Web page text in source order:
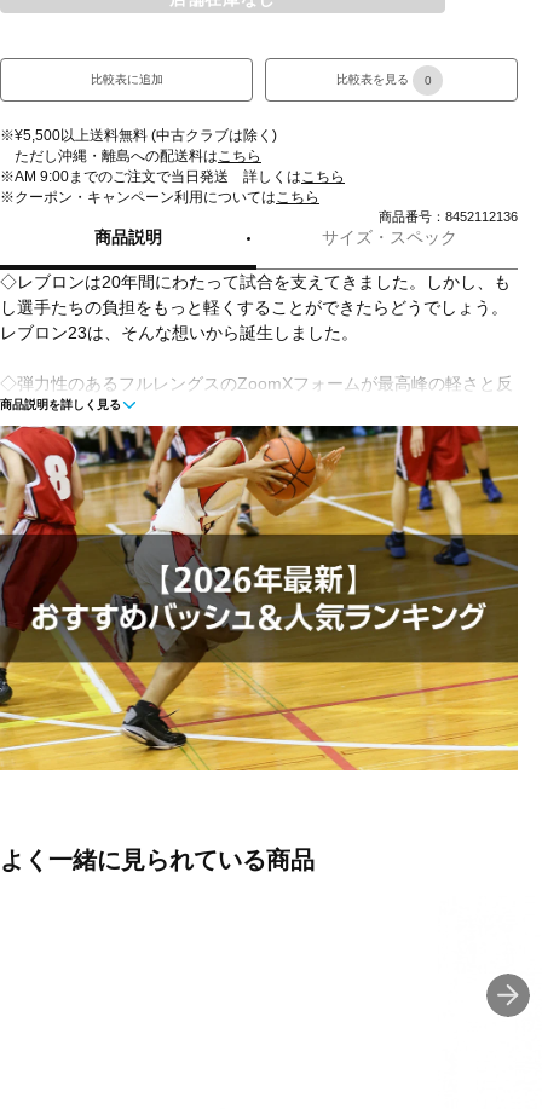
比較表に追加 比較表を見る 0
※¥5,500以上送料無料 (中古クラブは除く)
ただし沖縄・離島への配送料はこちら
※AM 9:00までのご注文で当日発送 詳しくはこちら
※クーポン・キャンペーン利用についてはこちら
商品番号：8452112136
商品説明 サイズ・スペック
◇レブロンは20年間にわたって試合を支えてきました。しかし、も
し選手たちの負担をもっと軽くすることができたらどうでしょう。
レブロン23は、そんな想いから誕生しました。
◇弾力性のあるフルレングスのZoomXフォームが最高峰の軽さと反
発力を実現。現代の試合に求められるスピード感のある動きに最適
です。XDRアウトソールが、屋外コートで優れたトラクションを発
揮します。レブロン23は、Nikeが誇る最高のバスケットボールテク
ノロジーにより、究極の軽さと反発力を叶えています。フルレング
スのZoomXドロップインミッドソールが、最適な反発力を実現。ま
た、カーボンファイバー製プレートが素早い動きでも足元を安定さ
せ、加速をサポートします。
◇ペイントエリアを攻めるときも、ペリメーターで相手にプレッシ
ャーをかけるときも、革新的なクラウン型固定システムが足をしっ
かりと固定。移動中もコートをしっかりと踏みしめることができま
す。
◇エンジニアードジャカード生地の上質なブーティーライニングを
備えたレブロン23は、究極の軽さとラグジュアリー感を実現。スポ
アイボリー(103:PALE IVORY/METALLIC GOLD-UNIVERSITY RED)
商品説明を詳しく見る
よく一緒に見られている商品